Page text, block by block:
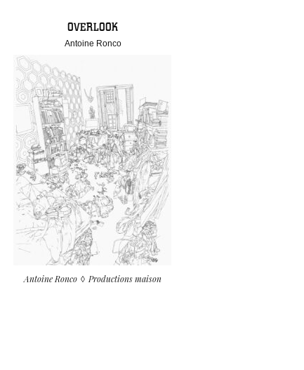
OVERLOOK
Antoine Ronco
Antoine Ronco Productions maison